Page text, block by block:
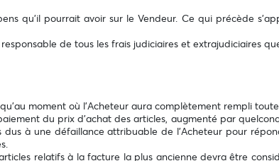
qu'il pourrait avoir sur le Vendeur. Ce qui précède
de tous les frais judiciaires et extrajudiciaires
moment où l’Acheteur aura complètement rempli
du prix d'achat des articles, augmenté par
à une défaillance attribuable de l’Acheteur pour
relatifs à la facture la plus ancienne devra être